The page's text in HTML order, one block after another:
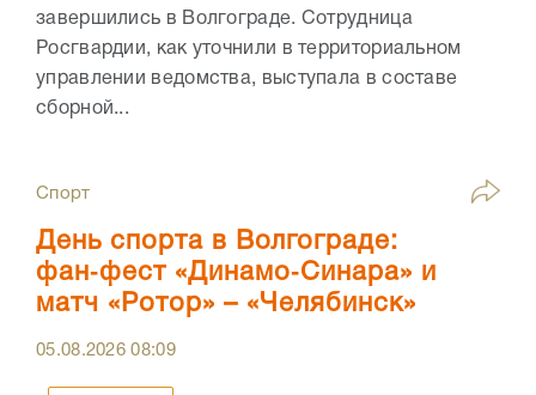
завершились в Волгограде. Сотрудница
Росгвардии, как уточнили в территориальном
управлении ведомства, выступала в составе
сборной...
Спорт
День спорта в Волгограде:
фан‑фест «Динамо‑Синара» и
матч «Ротор» – «Челябинск»
05.08.202608:09